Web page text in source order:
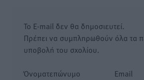
Το E-mail δεν θα δημοσιευτεί.
Πρέπει να συμπληρωθούν όλα τα
υποβολή του σχολίου.
Όνοματεπώνυμο Email